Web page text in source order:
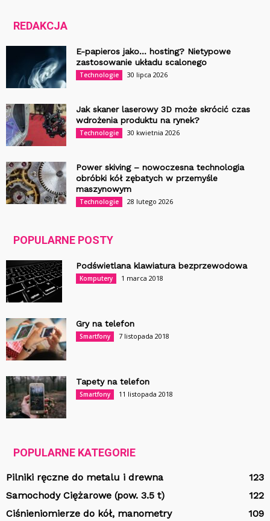
REDAKCJA
E-papieros jako… hosting? Nietypowe
zastosowanie układu scalonego
Technologie 30 lipca 2026
Jak skaner laserowy 3D może skrócić czas
wdrożenia produktu na rynek?
Technologie 30 kwietnia 2026
Power skiving – nowoczesna technologia
obróbki kół zębatych w przemyśle
maszynowym
Technologie 28 lutego 2026
POPULARNE POSTY
Podświetlana klawiatura bezprzewodowa
Komputery 1 marca 2018
Gry na telefon
Smartfony 7 listopada 2018
Tapety na telefon
Smartfony 11 listopada 2018
POPULARNE KATEGORIE
Pilniki ręczne do metalu i drewna
123
Samochody Ciężarowe (pow. 3.5 t)
122
Ciśnieniomierze do kół, manometry
109